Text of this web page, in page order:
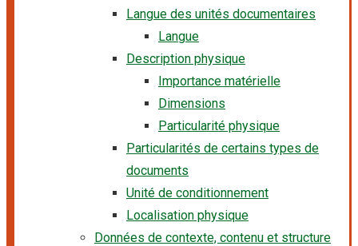
Langue des unités documentaires
Langue
Description physique
Importance matérielle
Dimensions
Particularité physique
Particularités de certains types de
documents
Unité de conditionnement
Localisation physique
Données de contexte, contenu et structure